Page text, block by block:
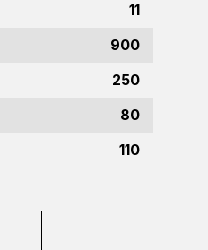
11
900
250
80
110